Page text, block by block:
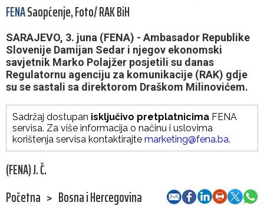
FENASaopćenje, Foto/ RAK BiH
SARAJEVO, 3. juna (FENA) - Ambasador Republike
Slovenije Damijan Sedar i njegov ekonomski
savjetnik Marko Polajžer posjetili su danas
Regulatornu agenciju za komunikacije (RAK) gdje
su se sastali sa direktorom Draškom Milinovićem.
Sadržaj dostupan isključivo pretplatnicima FENA
servisa. Za više informacija o načinu i uslovima
korištenja servisa kontaktirajte marketing@fena.ba.
(FENA) J. Č.
Početna > Bosna i Hercegovina